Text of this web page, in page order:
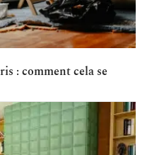
: comment cela se